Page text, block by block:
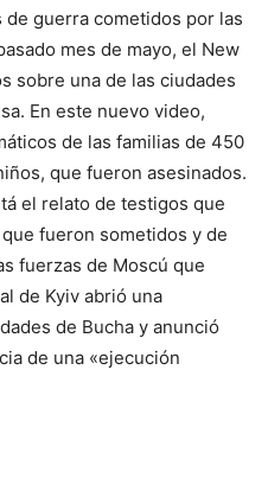
guerra cometidos por las
mes de mayo, el New
sobre una de las ciudades
En este nuevo video,
de las familias de 450
que fueron asesinados.
el relato de testigos que
fueron sometidos y de
fuerzas de Moscú que
de Kyiv abrió una
de Bucha y anunció
de una «ejecución